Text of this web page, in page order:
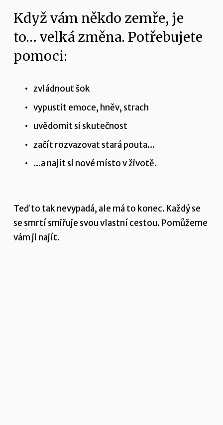
Když vám někdo zemře, je
to… velká změna. Potřebujete
pomoci:
zvládnout šok
vypustit emoce, hněv, strach
uvědomit si skutečnost
začít rozvazovat stará pouta…
...a najít si nové místo v životě.
Teď to tak nevypadá, ale má to konec. Každý se
se smrtí smiřuje svou vlastní cestou. Pomůžeme
vám ji najít.